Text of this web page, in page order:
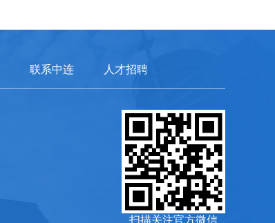
联系中连 人才招聘
扫描关注官方微信